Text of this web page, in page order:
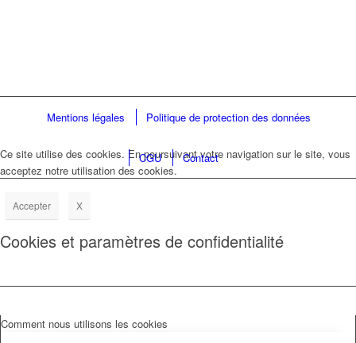
Mentions légales Politique de protection des données
CGU Contact
Ce site utilise des cookies. En poursuivant votre navigation sur le site, vous
acceptez notre utilisation des cookies.
Accepter X
Cookies et paramètres de confidentialité
Comment nous utilisons les cookies